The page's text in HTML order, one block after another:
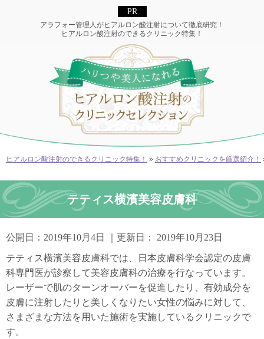
アラフォー管理人がヒアルロン酸注射について徹底研究！
ヒアルロン酸注射のできるクリニック特集！
ヒアルロン酸注射のできるクリニック特集！ » おすすめクリニックを厳選紹介！
テティス横濱美容皮膚科
公開日： 2019年10月4日 ｜更新日： 2019年10月23日
テティス横濱美容皮膚科では、日本皮膚科学会認定の皮膚
科専門医が診察して美容皮膚科の治療を行なっています。
レーザーで肌のターンオーバーを促進したり、有効成分を
皮膚に注射したりと美しくなりたい女性の悩みに対して、
さまざまな方法を用いた施術を実施しているクリニックで
す。